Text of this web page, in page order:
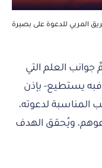
المربي للدعوة على بصيرة
العلم التي
فبه يستطيع- بإذن
المناسبة لدعوته،
ويُحقق الهدف